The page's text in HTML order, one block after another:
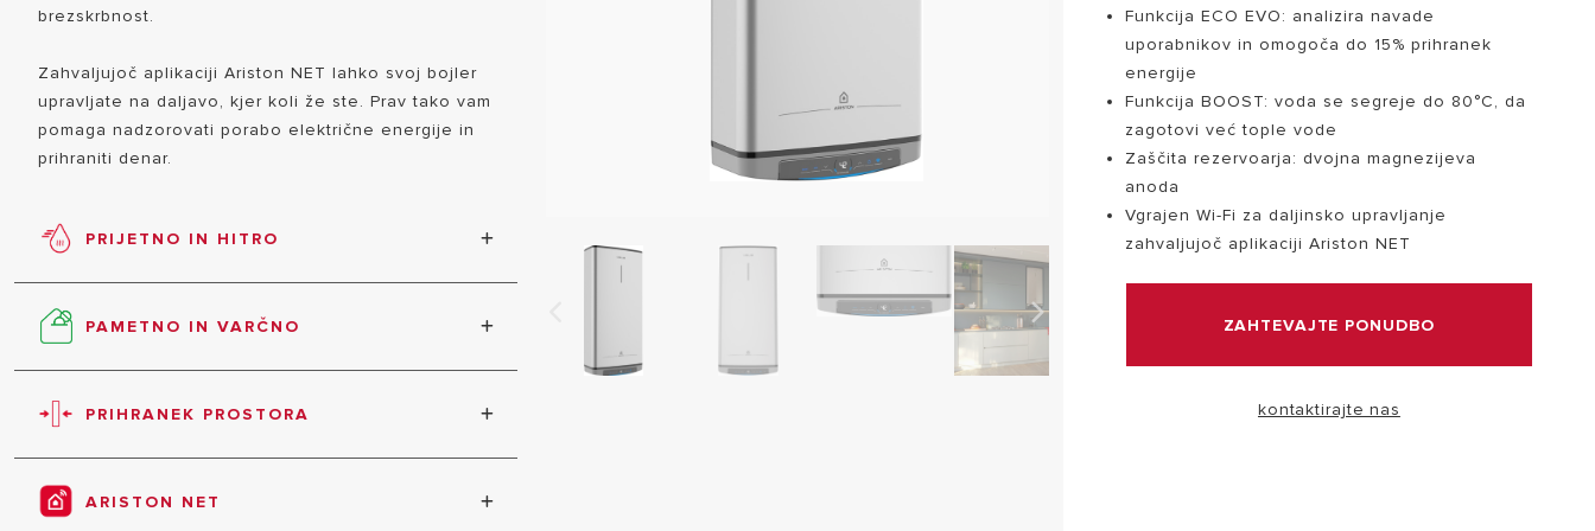
OBISK
PAMETEN DOM
VSI MODELI OD GRELNIKI VODE
Zakaj izbrati grelnik vode Ariston?
da zagotavlja popolno kombinacijo visoke učinkovitosti,
brezskrbnost.
Zahvaljujoč aplikaciji Ariston NET lahko svoj bojler
upravljate na daljavo, kjer koli že ste. Prav tako vam
pomaga nadzorovati porabo električne energije in
prihraniti denar.
PRIJETNO IN HITRO
Čas ogrevanja je dvakrat hitrejši od običajnega
grelnika vode. Zahvaljujoč dvojnemu
rezervoarju se topla in hladna voda ne mešata.
PAMETNO IN VARČNO
Analizira porabo vode in jo segreje le, ko jo
potrebujete. Poleg tega lahko v primerjavi s
tradicionalnim grelnikom vode prihrani do 15%
električne energije.
PRIHRANEK PROSTORA
Z globino le 27 cm je ta grelnik vode mogoče
namestiti in se prilega vsakemu domu in
notranjosti.
ARISTON NET
Funkcija ECO EVO: analizira navade
uporabnikov in omogoča do 15% prihranek
energije
Funkcija BOOST: voda se segreje do 80°C, da
zagotovi već tople vode
Zaščita rezervoarja: dvojna magnezijeva
anoda
Vgrajen Wi-Fi za daljinsko upravljanje
zahvaljujoč aplikaciji Ariston NET
ZAHTEVAJTE PONUDBO
kontaktirajte nas